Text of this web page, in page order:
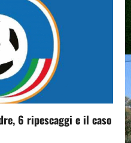
6 ripescaggi e il caso